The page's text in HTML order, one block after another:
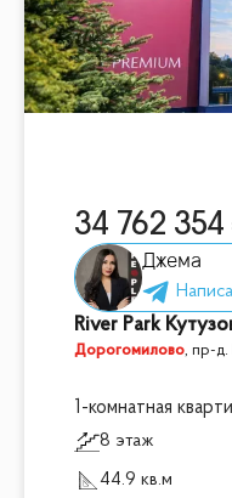
34 762 354
Джема
River Park
Дорогомилово,пр-д.
1-комнатная
8 этаж
44.9 кв.м